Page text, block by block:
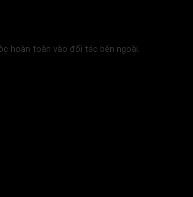
hoàn toàn vào đối tác bên ngoài.